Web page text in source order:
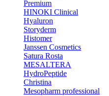
Premium
HINOKI Clinical
Hyaluron
Storyderm
Histomer
Janssen Cosmetics
Satura Rosta
MESALTERA
HydroPeptide
Christina
Mesopharm professional